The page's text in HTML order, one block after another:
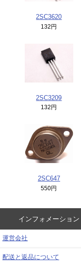
2SC3620
132円
2SC3209
132円
2SC647
550円
インフォメーション
運営会社
配送と返品について